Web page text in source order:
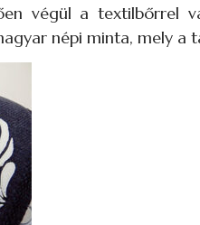
végül a textilbőrrel
népi minta, mely a